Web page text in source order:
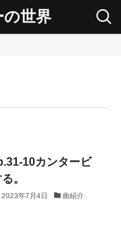
世界
10カンタービ
。
2023年7月4日 曲紹介